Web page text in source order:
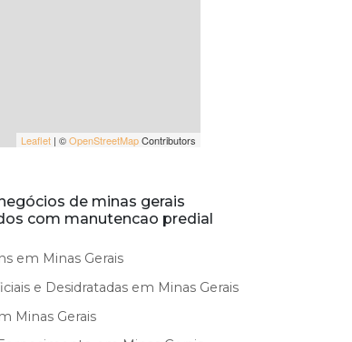
Leaflet | ©OpenStreetMapContributors
de minas gerais
com manutencao predial
em Minas Gerais
e Desidratadas em Minas Gerais
Minas Gerais